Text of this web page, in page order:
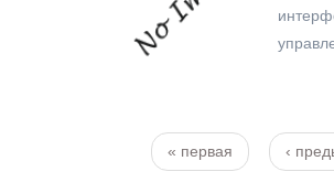
Страницы
« первая ‹